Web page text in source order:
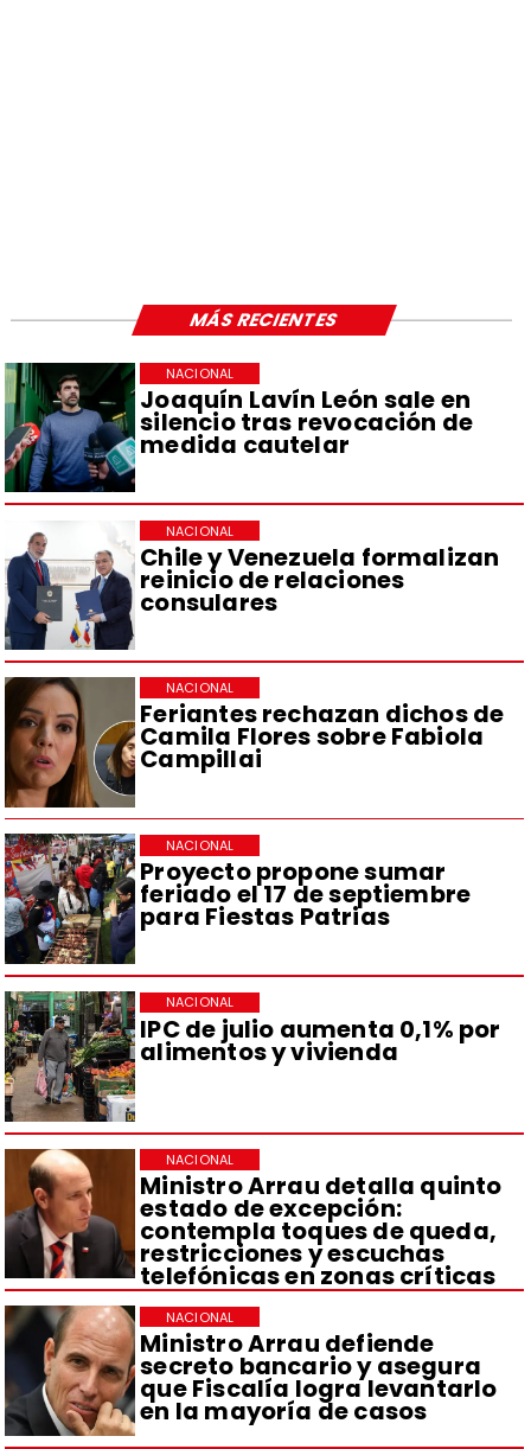
Joaquín Lavín León sale en
silencio tras revocación de
medida cautelar
NACIONAL
Chile y Venezuela formalizan
reinicio de relaciones
consulares
NACIONAL
Feriantes rechazan dichos de
Camila Flores sobre Fabiola
Campillai
NACIONAL
Proyecto propone sumar
feriado el 17 de septiembre
para Fiestas Patrias
NACIONAL
IPC de julio aumenta 0,1% por
alimentos y vivienda
NACIONAL
Ministro Arrau detalla quinto
estado de excepción:
contempla toques de queda,
restricciones y escuchas
telefónicas en zonas críticas
NACIONAL
Ministro Arrau defiende
secreto bancario y asegura
que Fiscalía logra levantarlo
en la mayoría de casos
NACIONAL
MÁS RECIENTES